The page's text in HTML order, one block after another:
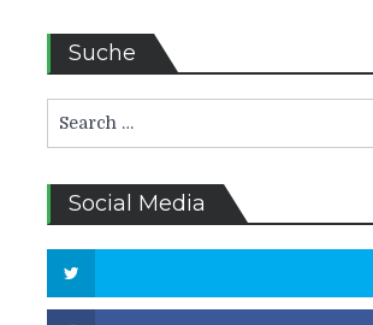
Suche
for:
Social Media